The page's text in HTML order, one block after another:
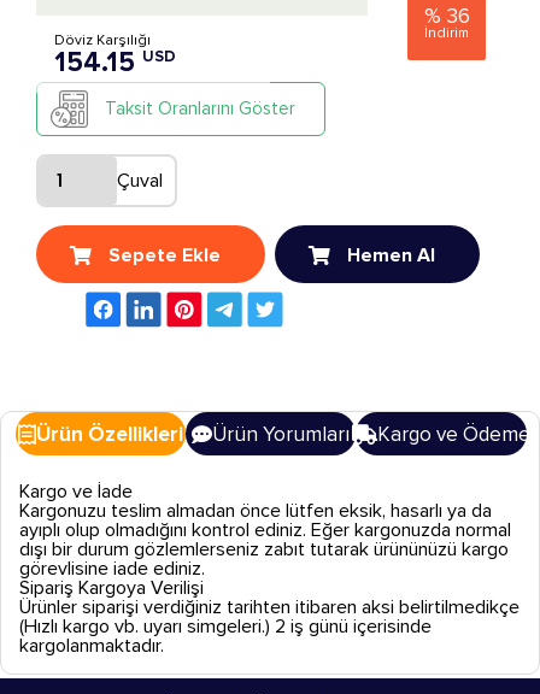
% 36
İndirim
Döviz Karşılığı
154.15 USD
Taksit Oranlarını Göster
Çuval
Sepete Ekle Hemen Al
Ürün Özellikleri Ürün Yorumları Kargo ve Ödeme
Kargo ve İade
Kargonuzu teslim almadan önce lütfen eksik, hasarlı ya da
ayıplı olup olmadığını kontrol ediniz. Eğer kargonuzda normal
dışı bir durum gözlemlerseniz zabıt tutarak ürününüzü kargo
görevlisine iade ediniz.
Sipariş Kargoya Verilişi
Ürünler siparişi verdiğiniz tarihten itibaren aksi belirtilmedikçe
(Hızlı kargo vb. uyarı simgeleri.) 2 iş günü içerisinde
kargolanmaktadır.